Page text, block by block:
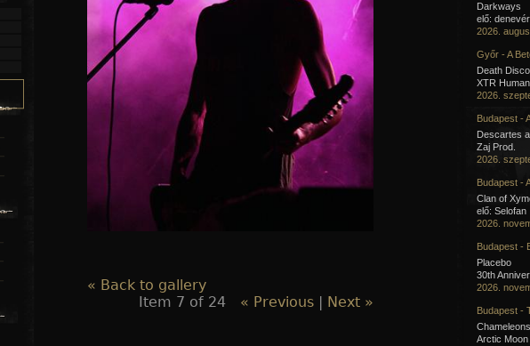
« Back to gallery
Item 7 of 24
« Previous| Next »
Darkways
elő: denevér
2026.
Győr - A
Death
XTR
2026.
Budapest -
Descartes
Zaj Prod.
2026.
Budapest -
Clan of
elő: Selofan
2026.
Budapest -
Placebo
30th
2026.
Budapest -
Chameleons
Arctic Moon